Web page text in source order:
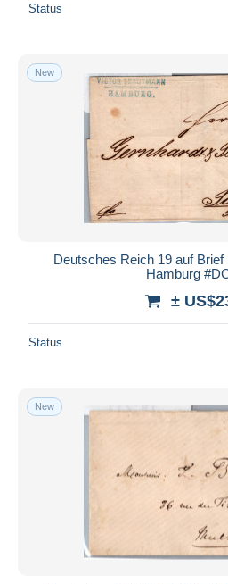
Status
New
Deutsches Reich 19 auf
Hamburg
±
Status
New